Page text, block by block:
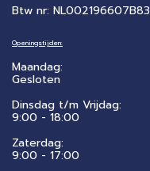
Btw nr: NL002196607B83
Openingstijden:
Maandag:
Gesloten
Dinsdag t/m Vrijdag:
9:00 - 18:00
Zaterdag:
​9:00 - 17:00